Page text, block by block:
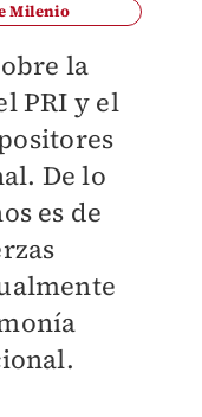
Milenio
la
PRI y el
De lo
es de